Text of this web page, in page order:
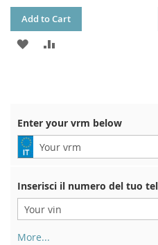
Add to Cart
ADD
Enter your vrm below
Inserisci il numero del tuo
More...